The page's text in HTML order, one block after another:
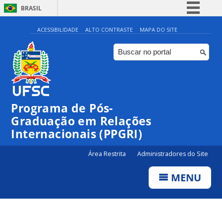
BRASIL
Simplifique!
Comunica BR
Participe
ACESSIBILIDADE ALTO CONTRASTE MAPA DO SITE
Programa de Pós-
Graduação em Relações
Internacionais (PPGRI)
Área Restrita Administradores do Site
MENU